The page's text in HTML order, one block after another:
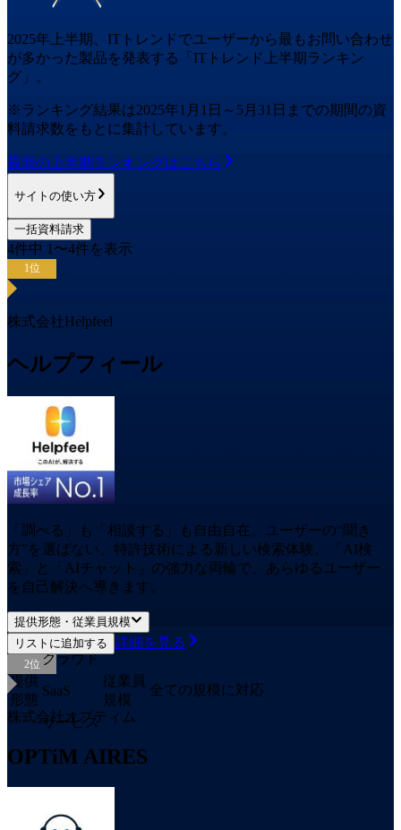
2025年 上半期
、ITトレンドでユーザーから最もお問い合わせ
が多かった製品を発表する「ITトレンド 上半期 ランキン
グ」。
※ランキング結果は2025年1月1日～ 5月31日 までの期間の資
料請求数をもとに集計しています。
最新の 上半期ランキングはこちら
サイトの使い方
一括資料請求
4件中 1 〜4件を表示
1位
株式会社Helpfeel
ヘルプフィール
「調べる」も「相談する」も自由自在。ユーザーの“聞き
方”を選ばない、特許技術による新しい検索体験。「AI検
索」と「AIチャット」の強力な両輪で、あらゆるユーザー
を自己解決へ導きます。
提供形態・従業員規模
提供
形態
クラウド
SaaS
サービス
従業員
規模
全ての規模に対応
リストに追加する 詳細を見る
2位
株式会社オプティム
OPTiM AIRES